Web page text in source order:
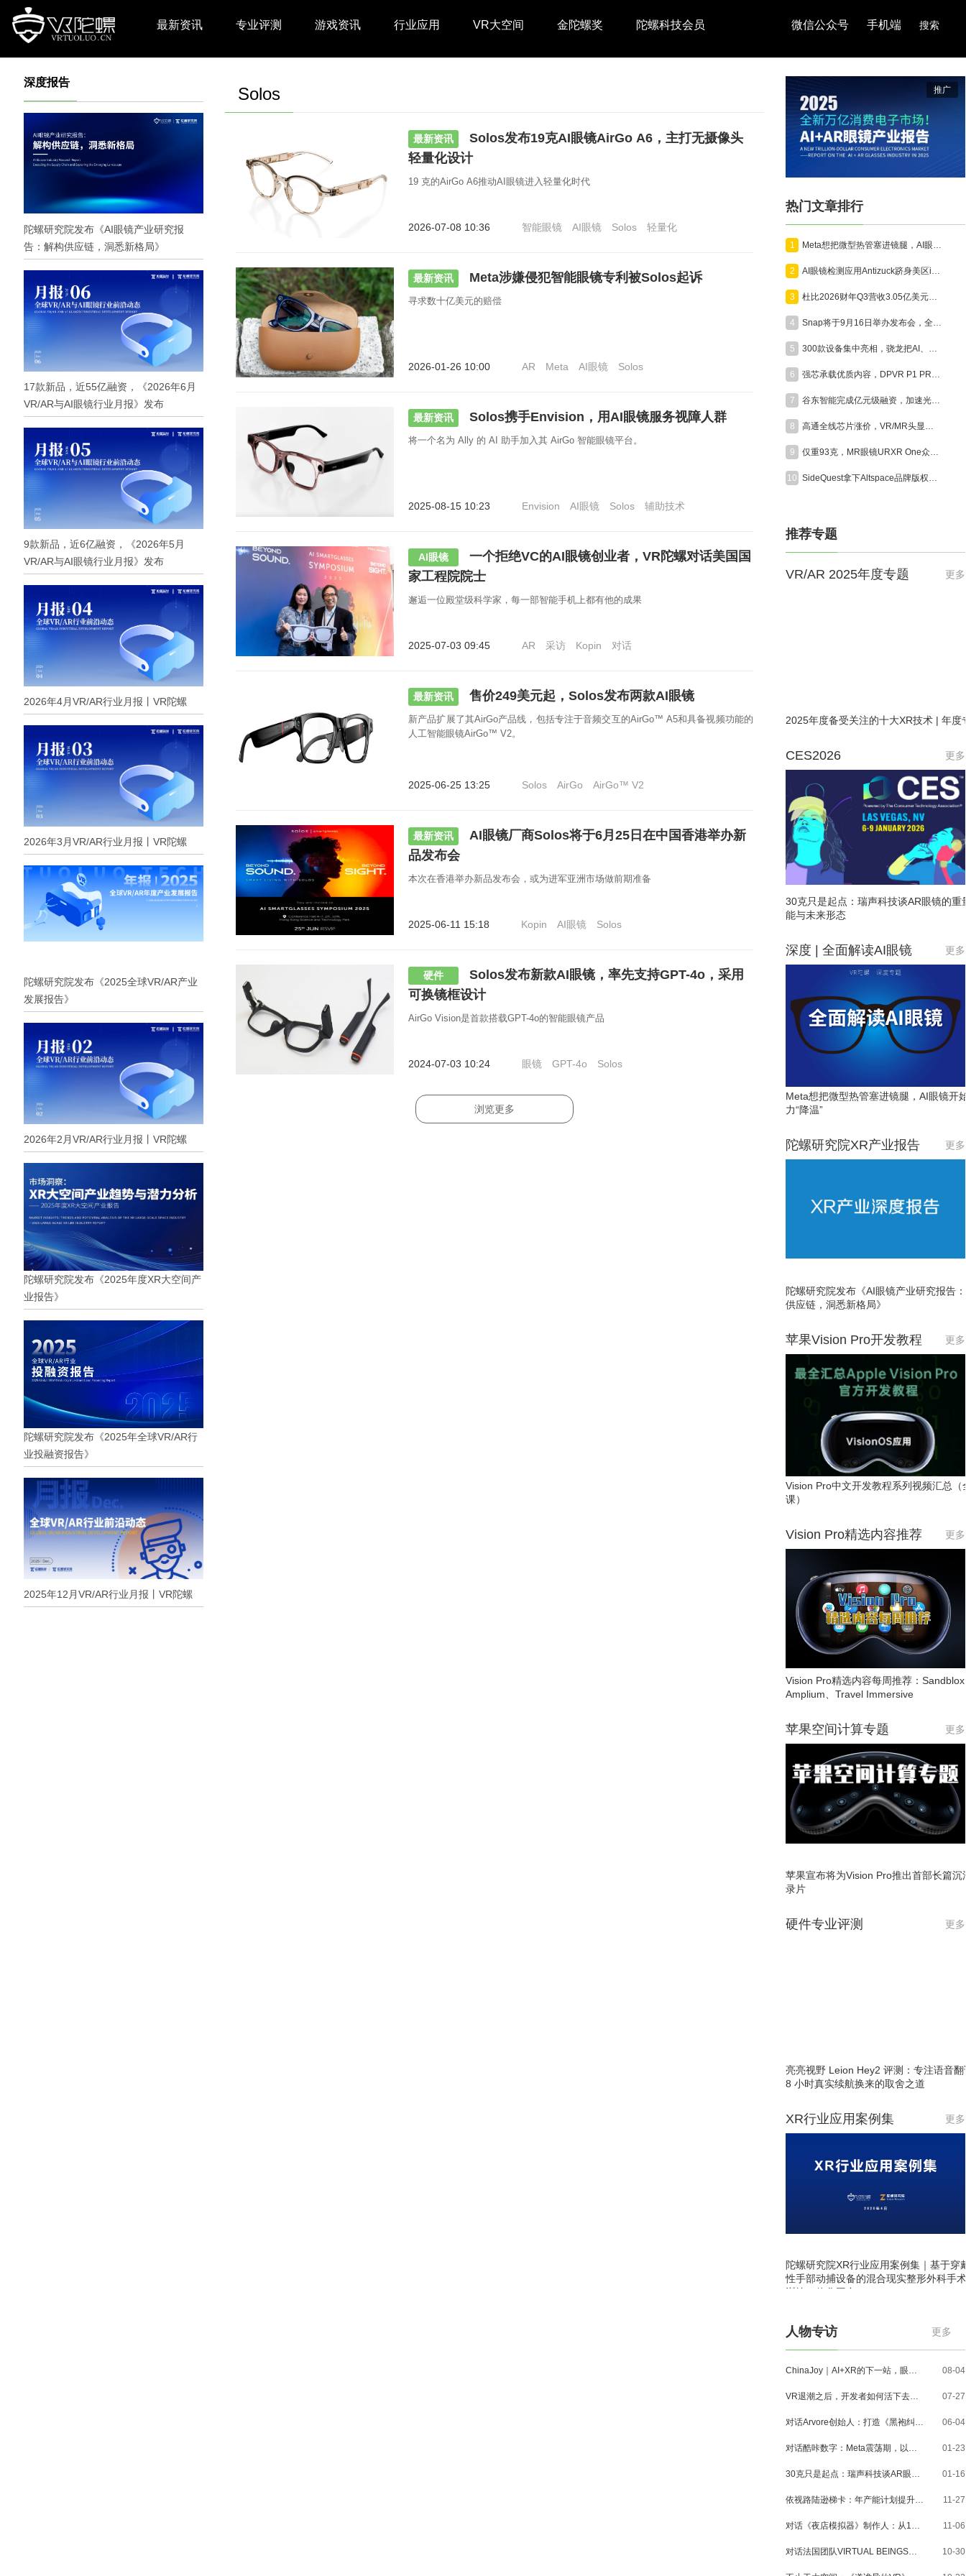
最新资讯 专业评测 游戏资讯 行业应用 VR大空间 金陀螺奖 陀螺科技会员 微信公众号 手机端 搜索
深度报告
陀螺研究院发布《AI眼镜产业研究报
告：解构供应链，洞悉新格局》
17款新品，近55亿融资，《2026年6月
VR/AR与AI眼镜行业月报》发布
9款新品，近6亿融资，《2026年5月
VR/AR与AI眼镜行业月报》发布
2026年4月VR/AR行业月报丨VR陀螺
2026年3月VR/AR行业月报丨VR陀螺
陀螺研究院发布《2025全球VR/AR产业
发展报告》
2026年2月VR/AR行业月报丨VR陀螺
陀螺研究院发布《2025年度XR大空间产
业报告》
陀螺研究院发布《2025年全球VR/AR行
业投融资报告》
2025年12月VR/AR行业月报丨VR陀螺
Solos
最新资讯
Solos发布19克AI眼镜AirGo A6，主打无摄像头
轻量化设计
19 克的AirGo A6推动AI眼镜进入轻量化时代
2026-07-08 10:36 智能眼镜 AI眼镜 Solos 轻量化
最新资讯 Meta涉嫌侵犯智能眼镜专利被Solos起诉
寻求数十亿美元的赔偿
2026-01-26 10:00 AR Meta AI眼镜 Solos
最新资讯 Solos携手Envision，用AI眼镜服务视障人群
将一个名为 Ally 的 AI 助手加入其 AirGo 智能眼镜平台。
2025-08-15 10:23 Envision AI眼镜 Solos 辅助技术
AI眼镜
一个拒绝VC的AI眼镜创业者，VR陀螺对话美国国
家工程院院士
邂逅一位殿堂级科学家，每一部智能手机上都有他的成果
2025-07-03 09:45 AR 采访 Kopin 对话
最新资讯 售价249美元起，Solos发布两款AI眼镜
新产品扩展了其AirGo产品线，包括专注于音频交互的AirGo™ A5和具备视频功能的
人工智能眼镜AirGo™ V2。
2025-06-25 13:25 Solos AirGo AirGo™ V2
最新资讯
AI眼镜厂商Solos将于6月25日在中国香港举办新
品发布会
本次在香港举办新品发布会，或为进军亚洲市场做前期准备
2025-06-11 15:18 Kopin AI眼镜 Solos
硬件
Solos发布新款AI眼镜，率先支持GPT-4o，采用
可换镜框设计
AirGo Vision是首款搭载GPT-4o的智能眼镜产品
2024-07-03 10:24 眼镜 GPT-4o Solos
浏览更多
推广
热门文章排行
1
2
3
4
5
6
7
8
9
10
推荐专题
VR/AR 2025年度专题 更多
2025年度备受关注的十大XR技术 | 年度
CES2026 更多
30克只是起点：瑞声科技谈AR眼镜的重
能与未来形态
深度 | 全面解读AI眼镜 更多
Meta想把微型热管塞进镜腿，AI眼镜开
力“降温”
陀螺研究院XR产业报告 更多
陀螺研究院发布《AI眼镜产业研究报告
供应链，洞悉新格局》
苹果Vision Pro开发教程 更多
Vision Pro中文开发教程系列视频汇总（
课）
Vision Pro精选内容推荐 更多
Vision Pro精选内容每周推荐：
Amplium、Travel Immersive
苹果空间计算专题 更多
苹果宣布将为Vision Pro推出首部长篇沉
录片
硬件专业评测 更多
亮亮视野 Leion Hey2 评测：专注语音
8 小时真实续航换来的取舍之道
XR行业应用案例集 更多
陀螺研究院XR行业应用案例集｜基于穿
性手部动捕设备的混合现实整形外科手
训练一体化平台
人物专访 更多
08-04
07-27
06-04
01-23
01-16
11-27
11-06
10-30